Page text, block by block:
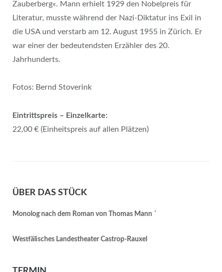
Zauberberg«. Mann erhielt 1929 den Nobelpreis für
Literatur, musste während der Nazi-Diktatur ins Exil in
die USA und verstarb am 12. August 1955 in Zürich. Er
war einer der bedeutendsten Erzähler des 20.
Jahrhunderts.
Fotos: Bernd Stoverink
Eintrittspreis – Einzelkarte:
22,00 € (Einheitspreis auf allen Plätzen)
ÜBER DAS STÜCK
Monolog nach dem Roman von Thomas Mann ´
Westfälisches Landestheater Castrop-Rauxel